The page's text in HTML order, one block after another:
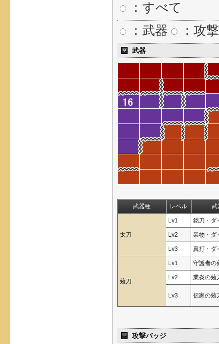
：すべて
：武器
：攻
武器
武器種 レベル 武
太刀
Lv1 銘刀・ダ
Lv2 業物・ダ
Lv3 真打・ダ
薙刀
Lv1 守護者の
Lv2 業炎の薙
Lv3 伝家の薙
攻撃バッジ